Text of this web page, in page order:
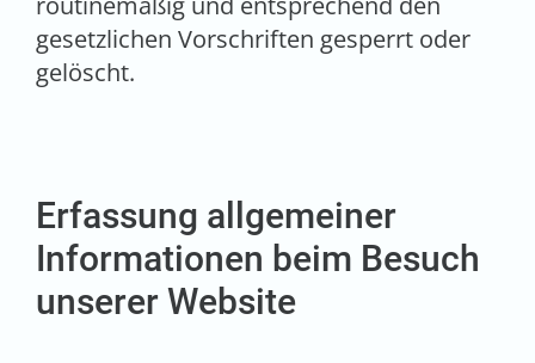
gesetzlichen Vorschriften gesperrt oder
gelöscht.
Erfassung allgemeiner
Informationen beim Besuch
unserer Website